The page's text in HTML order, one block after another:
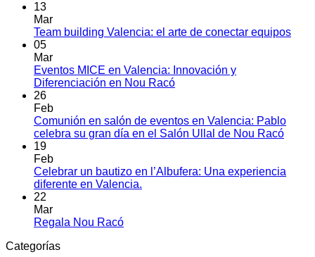
13
Mar
Team building Valencia: el arte de conectar equiposNo
05
Mar
Eventos MICE en Valencia: Innovación y
Diferenciación en Nou RacóNo
en
Eventos
Valencia:
26
Feb
Comunión en salón de eventos en Valencia: Pablo
celebra su gran día en el Salón Ullal de Nou RacóNo
en
19
Feb
Celebrar un bautizo en l’Albufera: Una experiencia
diferente en Valencia.
22
Mar
Regala Nou RacóNo
Categorías